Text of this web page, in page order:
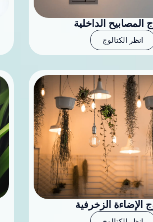
المصابيح الداخلية
انظر الكتالوج
الإضاءة الزخرفية